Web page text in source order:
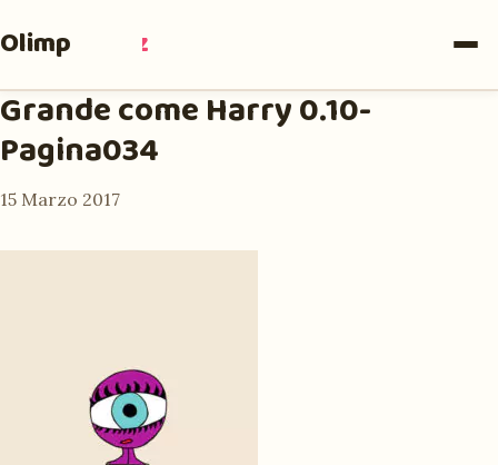
Olimpia Ruiz
Grande come Harry 0.10-
Pagina034
15 Marzo 2017